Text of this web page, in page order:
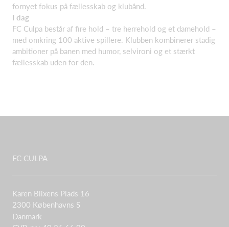
fornyet fokus på fællesskab og klubånd.
I dag
FC Culpa består af fire hold – tre herrehold og et damehold –
med omkring 100 aktive spillere. Klubben kombinerer stadig
ambitioner på banen med humor, selvironi og et stærkt
fællesskab uden for den.
FC CULPA
Karen Blixens Plads 16
2300 Københavns S
Danmark